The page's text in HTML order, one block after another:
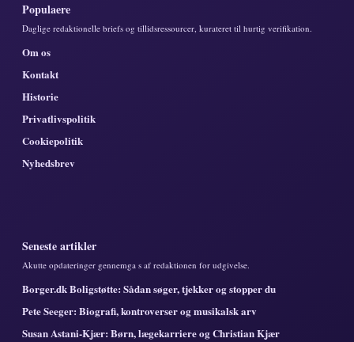
Populaere
Daglige redaktionelle briefs og tillidsressourcer, kurateret til hurtig verifikation.
Om os
Kontakt
Historie
Privatlivspolitik
Cookiepolitik
Nyhedsbrev
Seneste artikler
Akutte opdateringer gennemga s af redaktionen for udgivelse.
Borger.dk Boligstøtte: Sådan søger, tjekker og stopper du
Pete Seeger: Biografi, kontroverser og musikalsk arv
Susan Astani-Kjær: Børn, lægekarriere og Christian Kjær